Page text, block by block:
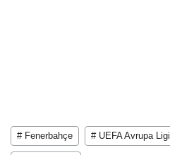
# Fenerbahçe # UEFA Avrupa Ligi